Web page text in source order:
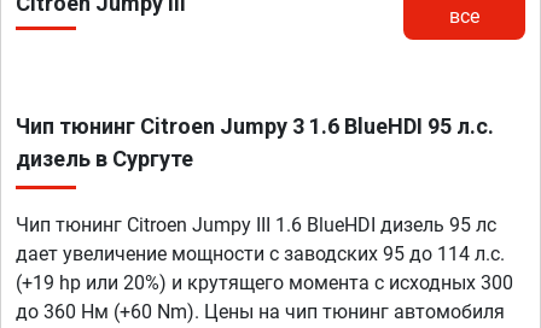
все
Чип тюнинг Citroen Jumpy 3 1.6 BlueHDI 95 л.с.
дизель в Сургуте
Чип тюнинг Citroen Jumpy III 1.6 BlueHDI дизель 95 лс
дает увеличение мощности с заводских 95 до 114 л.с.
(+19 hp или 20%) и крутящего момента с исходных 300
до 360 Нм (+60 Nm). Цены на чип тюнинг автомобиля